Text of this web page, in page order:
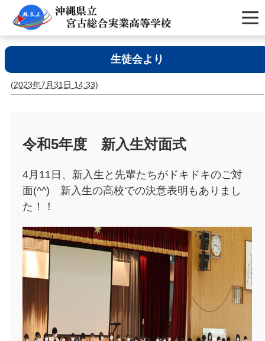
生徒会より
(2023年7月31日 14:33)
令和5年度 新入生対面式
4月11日、新入生と先輩たちがドキドキのご対
面(^^) 新入生の高校での決意表明もありまし
た！！